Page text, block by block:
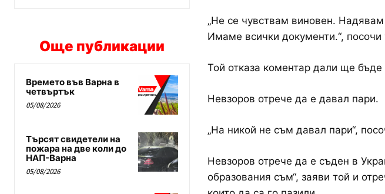
Още публикации
Времето във Варна в
четвъртък
05/08/2026
Търсят свидетели на
пожара на две коли до
НАП-Варна
05/08/2026
„Не се чувствам виновен.
Имаме всички документи.“, посочи
Той отказа коментар дали ще
Невзоров отрече да е давал пари.
„На никой не съм давал пари“,
Невзоров отрече да е съден в
образования съм“, заяви той и